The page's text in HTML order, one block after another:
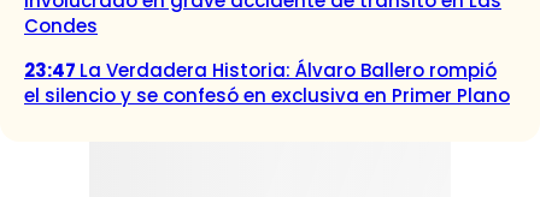
Condes
23:47 La Verdadera Historia: Álvaro Ballero rompió
el silencio y se confesó en exclusiva en Primer Plano